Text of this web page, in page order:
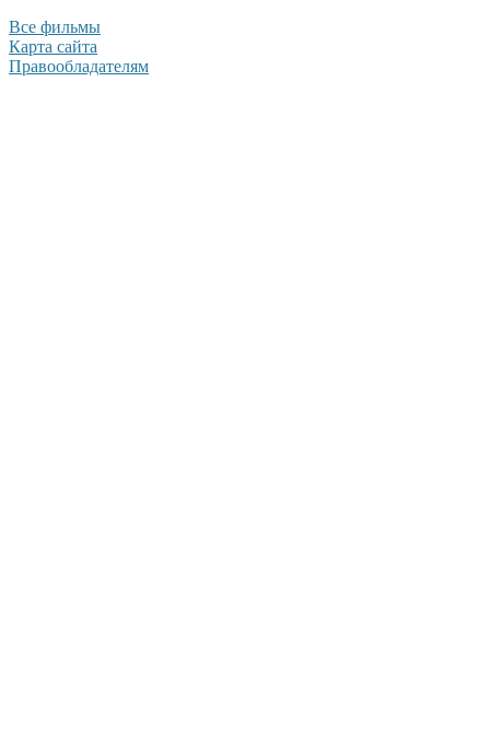
Все фильмы
Карта сайта
Правообладателям